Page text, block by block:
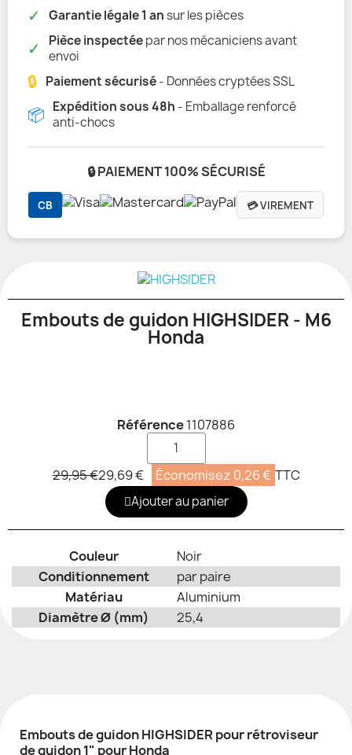
✓ Garantie légale 1 ansur les pièces
✓ Pièce inspectéepar nos mécaniciens avant
envoi
🔒 Paiement sécurisé- Données cryptées SSL
📦 Expédition sous 48h - Emballage renforcé
anti-chocs
🔒 PAIEMENT 100% SÉCURISÉ
CB 💳 VIREMENT
Embouts de guidon HIGHSIDER - M6
Honda
Référence1107886
29,95 €29,69 € Économisez 0,26 € TTC
Ajouter au panier
Couleur
Noir
Conditionnement
par paire
Matériau
Aluminium
Diamètre Ø (mm)
25,4
Embouts de guidon HIGHSIDER pour rétroviseur
de guidon 1" pour Honda